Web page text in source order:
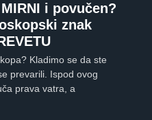
i povučen?
znak
Kladimo se da ste
prevarili. Ispod ovog
prava vatra, a